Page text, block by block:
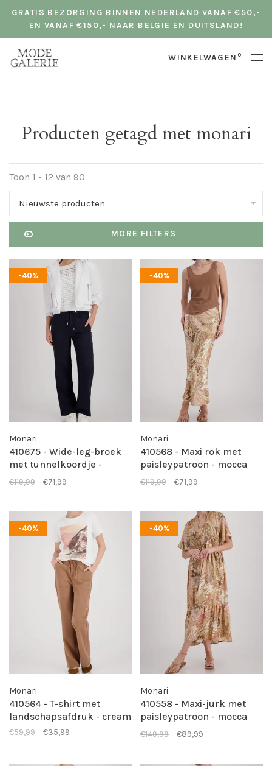
GRATIS BEZORGING BINNEN NEDERLAND VANAF €50,-
EN VANAF €150,- NAAR BELGIË EN DUITSLAND!
WINKELWAGEN 0
Producten getagd met monari
Toon 1 - 12 van 90
Nieuwste producten
MORE FILTERS
-40%
Monari
410675 - Wide-leg-broek
met tunnelkoordje -
marine
€119,99 €71,99
-40%
Monari
410568 - Maxi rok met
paisleypatroon - mocca
pattern
€119,99 €71,99
-40%
Monari
410564 - T-shirt met
landschapsafdruk - cream
€59,99 €35,99
-40%
Monari
410558 - Maxi-jurk met
paisleypatroon - mocca
pattern
€149,99 €89,99